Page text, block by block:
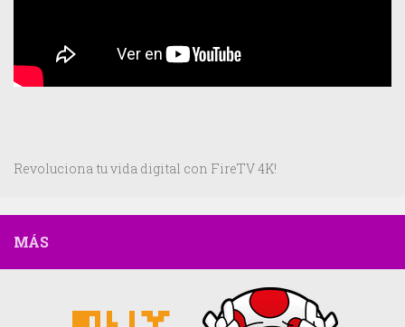
Revoluciona tu vida digital con FireTV 4K!
MÁS